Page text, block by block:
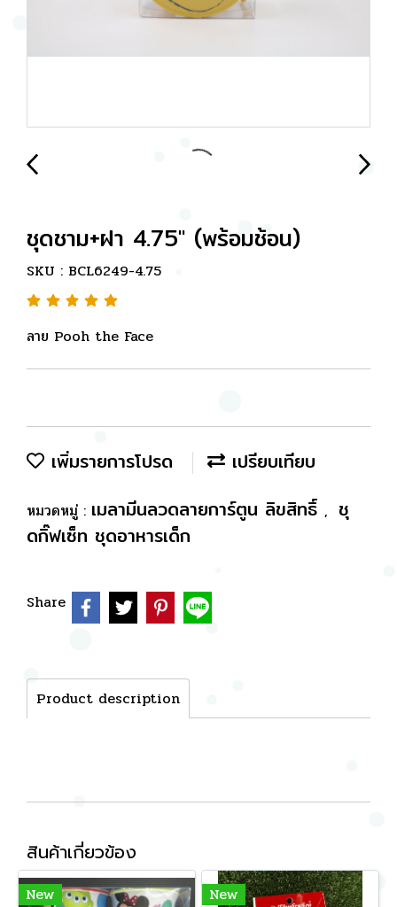
ชุดชาม+ฝา 4.75" (พร้อมช้อน)
SKU : BCL6249-4.75
ลาย Pooh the Face
เพิ่มรายการโปรด เปรียบเทียบ
หมวดหมู่ : เมลามีนลวดลายการ์ตูน ลิขสิทธิ์ , ชุ
ดกิ๊ฟเซ็ท ชุดอาหารเด็ก
Share
Product description
สินค้าเกี่ยวข้อง
New New